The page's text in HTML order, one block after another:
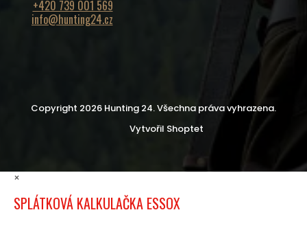
+420 739 001 569
info@hunting24.cz
Vytvořil Shoptet
Copyright 2026 Hunting 24. Všechna práva vyhrazena.
×
SPLÁTKOVÁ KALKULAČKA ESSOX